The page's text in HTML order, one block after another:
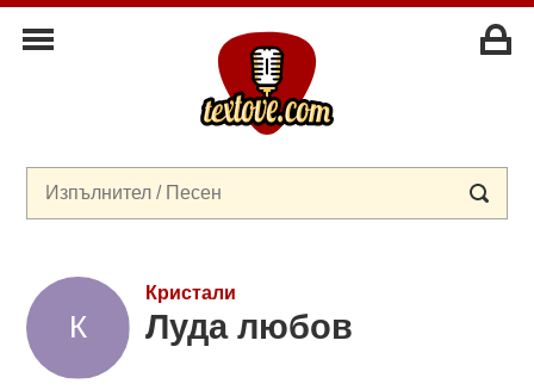
Кристали
Луда любов